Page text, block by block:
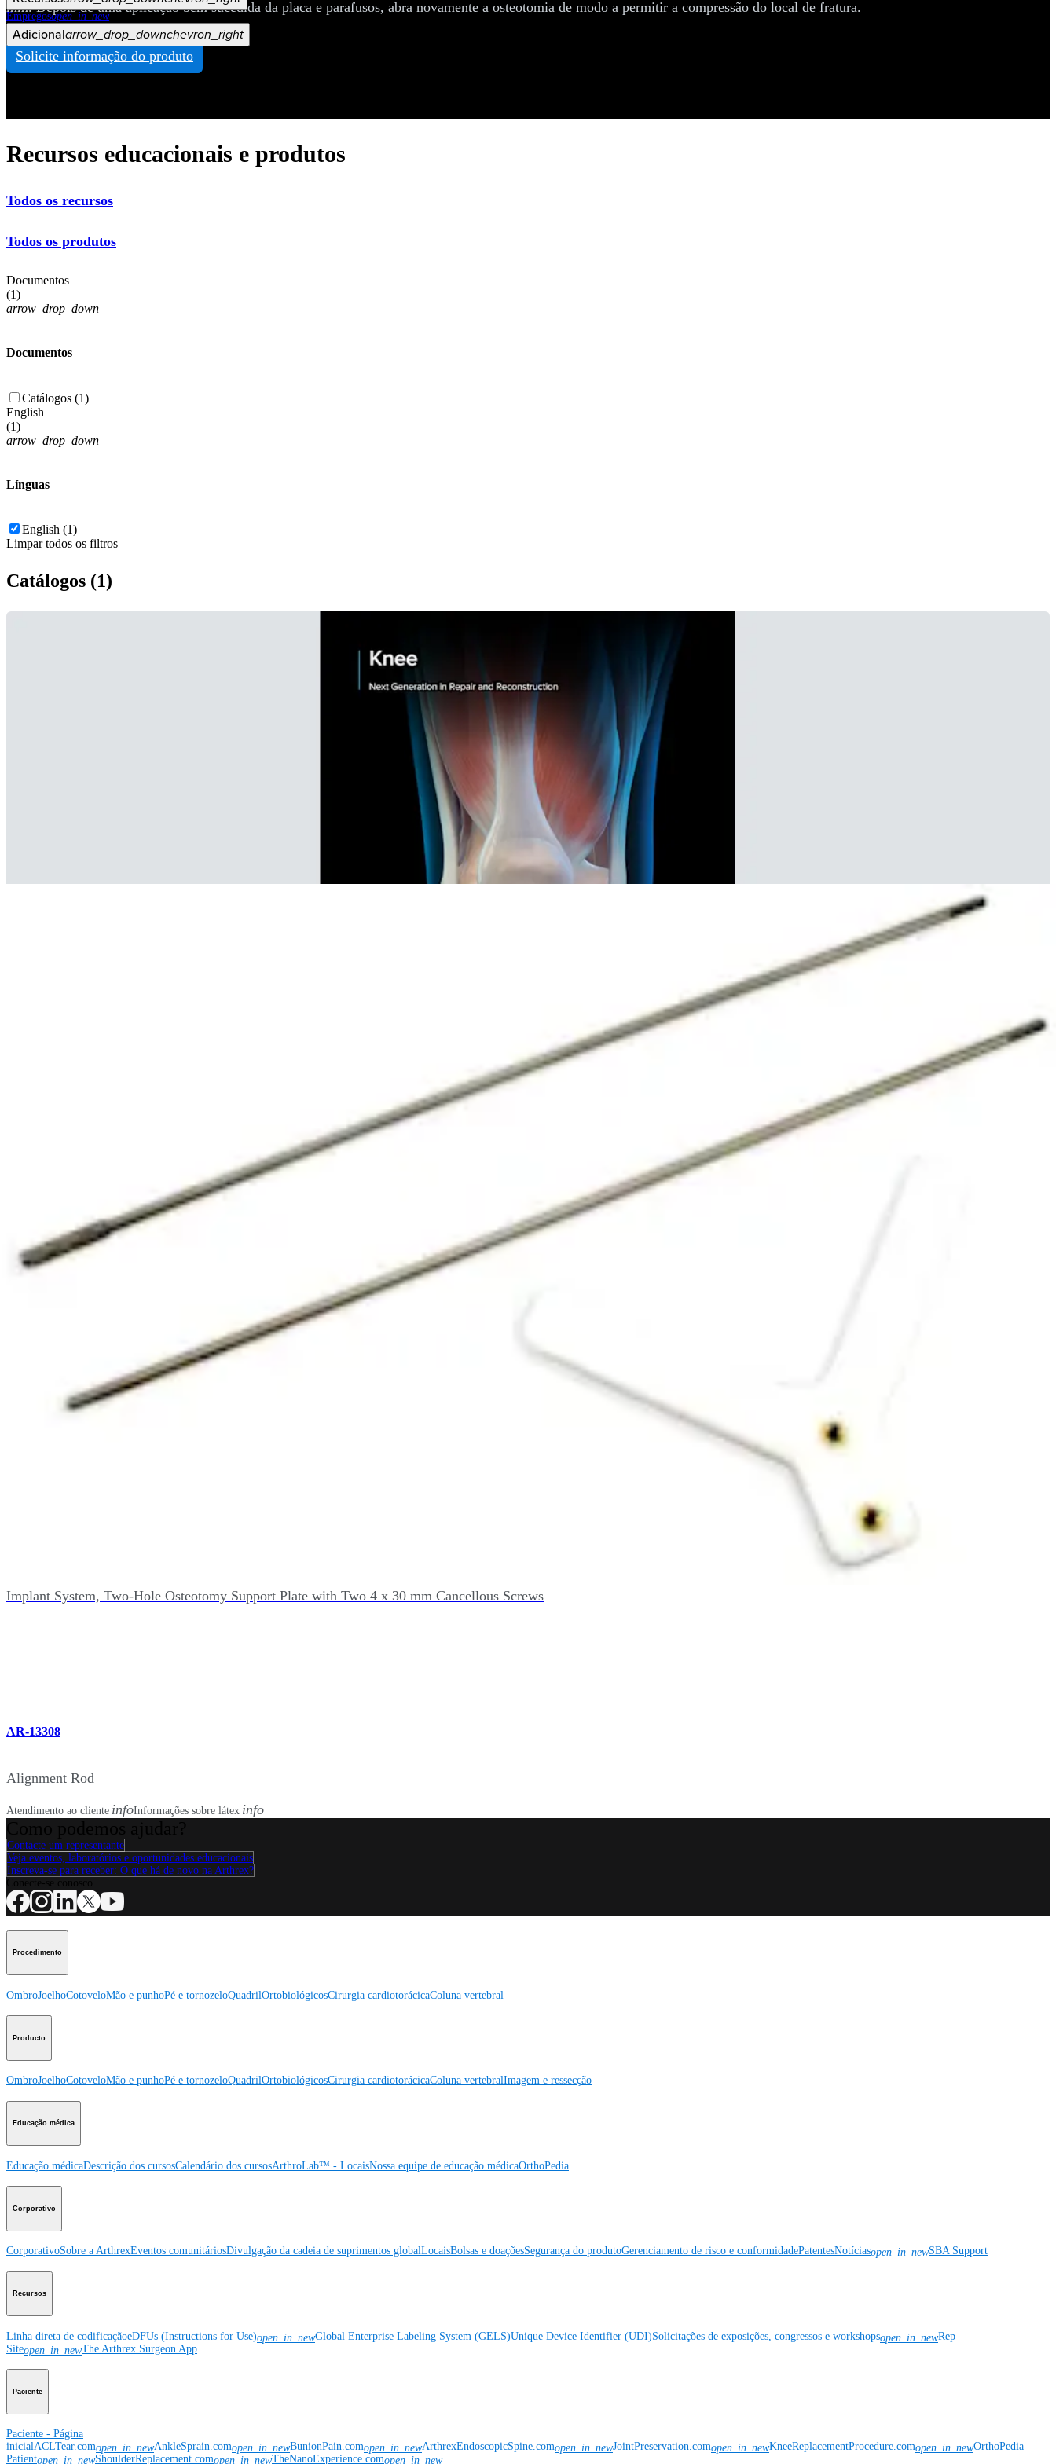
Empregosopen_in_new
Adicionalarrow_drop_downchevron_right
mm. Depois de uma aplicação bem sucedida da placa e parafusos, abra novamente a osteotomia de modo a permitir a compressão do local de fratura.
Veja Mais
Solicite informação do produto
Recursos educacionais e produtos
Todos os recursos
Todos os produtos
Documentos
(1)
arrow_drop_down
Documentos
Catálogos (1)
English
(1)
arrow_drop_down
Línguas
English (1)
Limpar todos os filtros
Catálogos (1)
Knee: Next Generation in Repair and Reconstruction
Produtos relacionados (2)
Implant System, Two-Hole Osteotomy Support Plate with Two 4 x 30 mm Cancellous Screws
AR-13308
Alignment Rod
Atendimento ao cliente infoInformações sobre látex info
Contacte um representante
Veja eventos, laboratórios e oportunidades educacionais
Inscreva-se para receber: O que há de novo na Arthrex?
Procedimento
OmbroJoelhoCotoveloMão e punhoPé e tornozeloQuadrilOrtobiológicosCirurgia cardiotorácicaColuna vertebral
Producto
OmbroJoelhoCotoveloMão e punhoPé e tornozeloQuadrilOrtobiológicosCirurgia cardiotorácicaColuna vertebralImagem e ressecção
Educação médica
Educação médicaDescrição dos cursosCalendário dos cursosArthroLab™ - LocaisNossa equipe de educação médicaOrthoPedia
Corporativo
CorporativoSobre a ArthrexEventos comunitáriosDivulgação da cadeia de suprimentos globalLocaisBolsas e doaçõesSegurança do produtoGerenciamento de risco e conformidadePatentesNotíciasopen_in_newSBA Support
Recursos
Linha direta de codificaçãoeDFUs (Instructions for Use)open_in_newGlobal Enterprise Labeling System (GELS)Unique Device Identifier (UDI)Solicitações de exposições, congressos e workshopsopen_in_newRep
Siteopen_in_newThe Arthrex Surgeon App
Paciente
Paciente - Página
inicialACLTear.comopen_in_newAnkleSprain.comopen_in_newBunionPain.comopen_in_newArthrexEndoscopicSpine.comopen_in_newJointPreservation.comopen_in_newKneeReplacementProcedure.comopen_in_newOrthoPedia
Patientopen_in_newShoulderReplacement.comopen_in_newTheNanoExperience.comopen_in_new